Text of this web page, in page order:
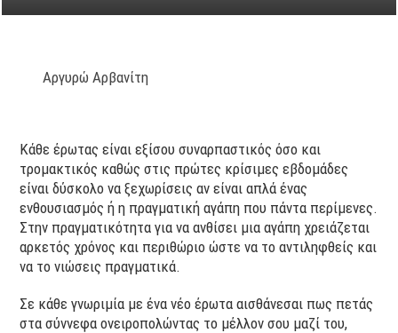
Αργυρώ Αρβανίτη
Κάθε έρωτας είναι εξίσου συναρπαστικός όσο και
τρομακτικός καθώς στις πρώτες κρίσιμες εβδομάδες
είναι δύσκολο να ξεχωρίσεις αν είναι απλά ένας
ενθουσιασμός ή η πραγματική αγάπη που πάντα περίμενες.
Στην πραγματικότητα για να ανθίσει μια αγάπη χρειάζεται
αρκετός χρόνος και περιθώριο ώστε να το αντιληφθείς και
να το νιώσεις πραγματικά.
Σε κάθε γνωριμία με ένα νέο έρωτα αισθάνεσαι πως πετάς
στα σύννεφα ονειροπολώντας το μέλλον σου μαζί του,